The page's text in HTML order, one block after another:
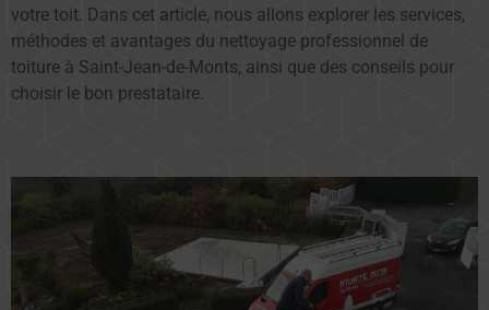
votre toit. Dans cet article, nous allons explorer les services,
méthodes et avantages du nettoyage professionnel de
toiture à Saint-Jean-de-Monts, ainsi que des conseils pour
choisir le bon prestataire.